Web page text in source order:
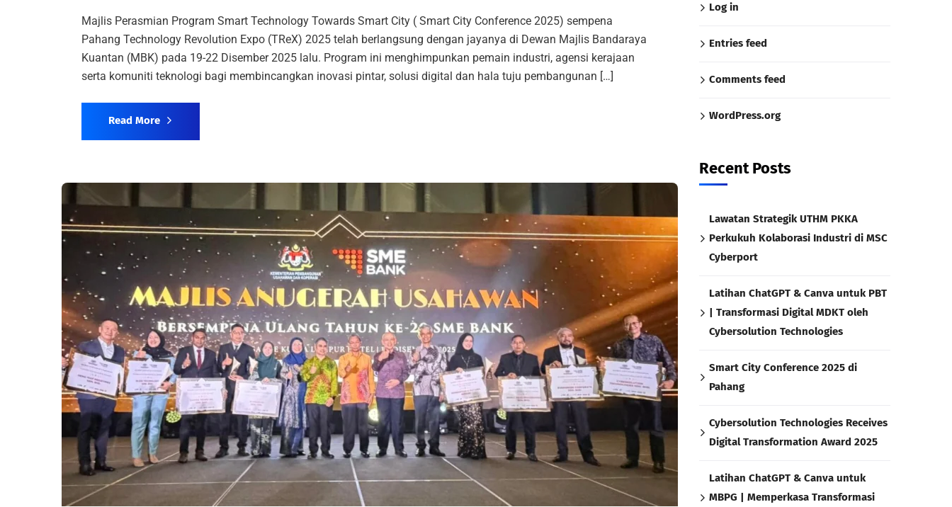
Majlis Perasmian Program Smart Technology Towards Smart City ( Smart City Conference 2025) sempena
Pahang Technology Revolution Expo (TReX) 2025 telah berlangsung dengan jayanya di Dewan Majlis Bandaraya
Kuantan (MBK) pada 19-22 Disember 2025 lalu. Program ini menghimpunkan pemain industri, agensi kerajaan
serta komuniti teknologi bagi membincangkan inovasi pintar, solusi digital dan hala tuju pembangunan […]
Read More
Log in
Entries feed
Comments feed
WordPress.org
Recent Posts
Lawatan Strategik UTHM PKKA
Perkukuh Kolaborasi Industri di MSC
Cyberport
Latihan ChatGPT & Canva untuk PBT
| Transformasi Digital MDKT oleh
Cybersolution Technologies
Smart City Conference 2025 di
Pahang
Cybersolution Technologies Receives
Digital Transformation Award 2025
Latihan ChatGPT & Canva untuk
MBPG | Memperkasa Transformasi